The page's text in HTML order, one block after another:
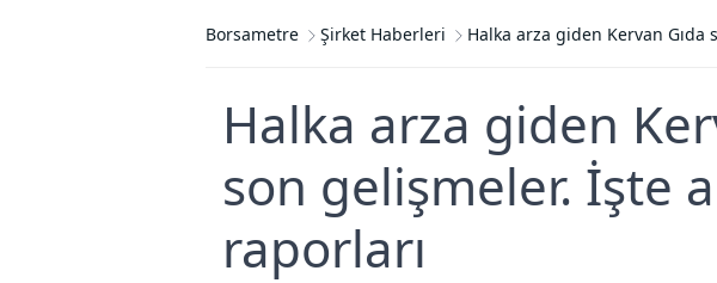
Borsametre Şirket Haberleri Halka arza giden Kervan
Halka arza giden
son gelişmeler. İşte
raporları